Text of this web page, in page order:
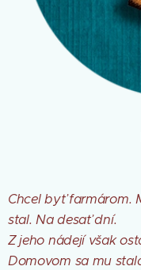
Chcel byť farmárom.
stal. Na desať dní.
Z jeho nádejí však
Domovom sa mu